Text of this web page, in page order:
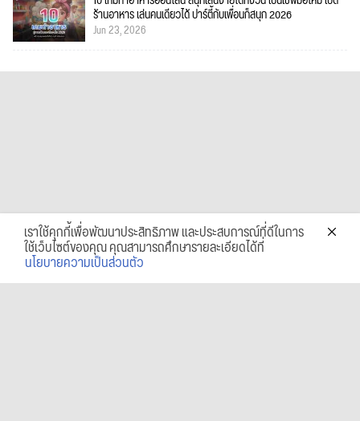
ร้านอาหาร เล่นคนเดียวได้ ปาร์ตี้กับเพื่อนก็สนุก 2026
Jun 23, 2026
เราใช้คุกกี้เพื่อพัฒนาประสิทธิภาพ และประสบการณ์ที่ดีในการ
ใช้เว็บไซต์ของคุณ คุณสามารถศึกษารายละเอียดได้ที่
นโยบายความเป็นส่วนตัว